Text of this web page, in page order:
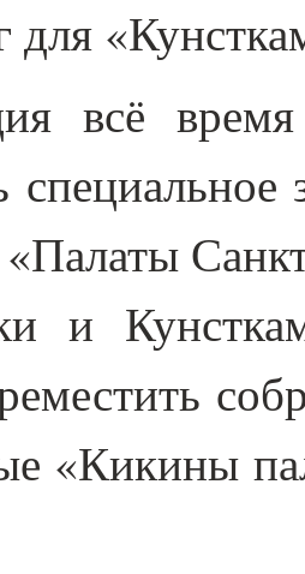
для
всё
специальное
«Палаты
и
«Кикины